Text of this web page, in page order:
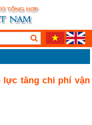
lực tăng chi phí vận